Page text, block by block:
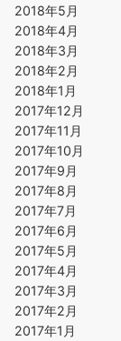
2018年5月
2018年4月
2018年3月
2018年2月
2018年1月
2017年12月
2017年11月
2017年10月
2017年9月
2017年8月
2017年7月
2017年6月
2017年5月
2017年4月
2017年3月
2017年2月
2017年1月